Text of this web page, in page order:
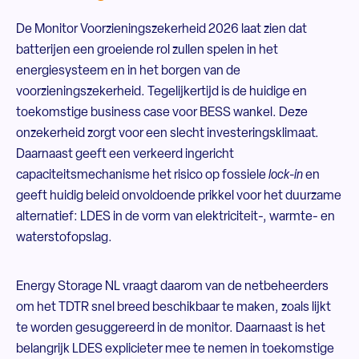
De Monitor Voorzieningszekerheid 2026 laat zien dat
batterijen een groeiende rol zullen spelen in het
energiesysteem en in het borgen van de
voorzieningszekerheid. Tegelijkertijd is de huidige en
toekomstige business case voor BESS wankel. Deze
onzekerheid zorgt voor een slecht investeringsklimaat.
Daarnaast geeft een verkeerd ingericht
capaciteitsmechanisme het risico op fossielelock-inen
geeft huidig beleid onvoldoende prikkel voor het duurzame
alternatief: LDES in de vorm van elektriciteit-, warmte- en
waterstofopslag.
Energy Storage NL vraagt daarom van de netbeheerders
om het TDTR snel breed beschikbaar te maken, zoals lijkt
te worden gesuggereerd in de monitor. Daarnaast is het
belangrijk LDES explicieter mee te nemen in toekomstige